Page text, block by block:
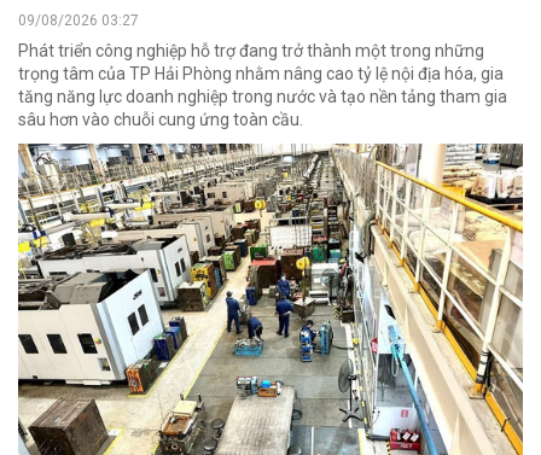
09/08/2026 03:27
Phát triển công nghiệp hỗ trợ đang trở thành một trong những
trọng tâm của TP Hải Phòng nhằm nâng cao tỷ lệ nội địa hóa, gia
tăng năng lực doanh nghiệp trong nước và tạo nền tảng tham gia
sâu hơn vào chuỗi cung ứng toàn cầu.